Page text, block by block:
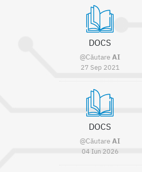
DOCS
@Căutare AI
27 Sep 2021
DOCS
@Căutare AI
04 Iun 2026